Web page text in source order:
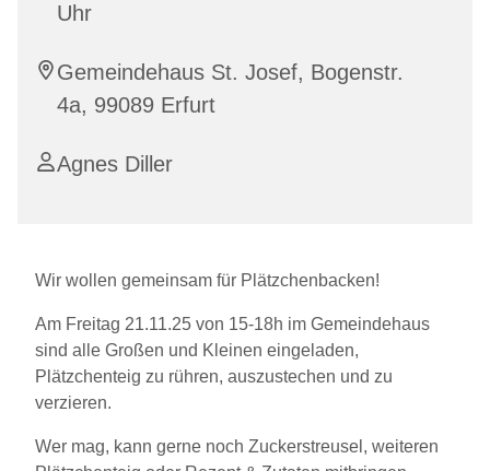
Uhr
Gemeindehaus St. Josef, Bogenstr.
4a, 99089 Erfurt
Agnes Diller
Wir wollen gemeinsam für Plätzchenbacken!
Am Freitag 21.11.25 von 15-18h im Gemeindehaus
sind alle Großen und Kleinen eingeladen,
Plätzchenteig zu rühren, auszustechen und zu
verzieren.
Wer mag, kann gerne noch Zuckerstreusel, weiteren